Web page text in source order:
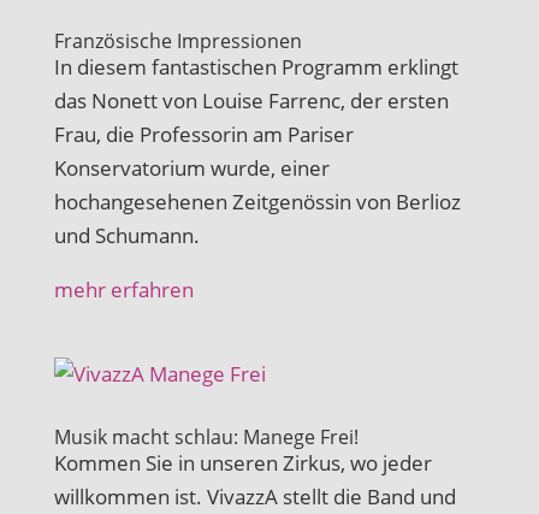
Französische Impressionen
In diesem fantastischen Programm erklingt
das Nonett von Louise Farrenc, der ersten
Frau, die Professorin am Pariser
Konservatorium wurde, einer
hochangesehenen Zeitgenössin von Berlioz
und Schumann.
mehr erfahren
Musik macht schlau: Manege Frei!
Kommen Sie in unseren Zirkus, wo jeder
willkommen ist. VivazzA stellt die Band und